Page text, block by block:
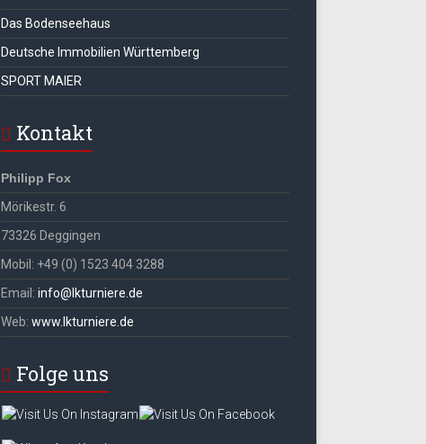
Das Bodenseehaus
Deutsche Immobilien Württemberg
SPORT MAIER
Kontakt
Philipp Fox
Mörikestr. 6
73326 Deggingen
Mobil: +49 (0) 1523 404 3288
Email: info@lkturniere.de
Web: www.lkturniere.de
Folge uns